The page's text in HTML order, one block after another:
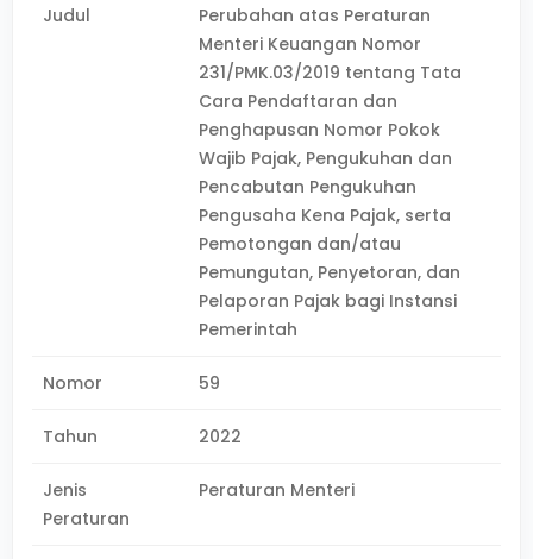
Judul
Perubahan atas Peraturan
Menteri Keuangan Nomor
231/PMK.03/2019 tentang Tata
Cara Pendaftaran dan
Penghapusan Nomor Pokok
Wajib Pajak, Pengukuhan dan
Pencabutan Pengukuhan
Pengusaha Kena Pajak, serta
Pemotongan dan/atau
Pemungutan, Penyetoran, dan
Pelaporan Pajak bagi Instansi
Pemerintah
Nomor 59
Tahun 2022
Jenis
Peraturan
Peraturan Menteri